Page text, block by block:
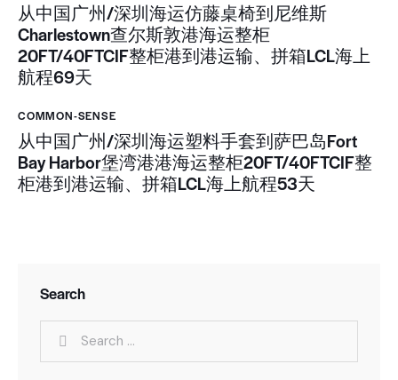
从中国广州/深圳海运仿藤桌椅到尼维斯
Charlestown查尔斯敦港海运整柜
20FT/40FTCIF整柜港到港运输、拼箱LCL海上
航程69天
COMMON-SENSE
从中国广州/深圳海运塑料手套到萨巴岛Fort
Bay Harbor堡湾港港海运整柜20FT/40FTCIF整
柜港到港运输、拼箱LCL海上航程53天
Search